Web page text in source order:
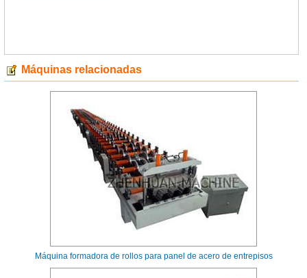
Máquinas relacionadas
Máquina formadora de rollos para panel de acero de entrepisos